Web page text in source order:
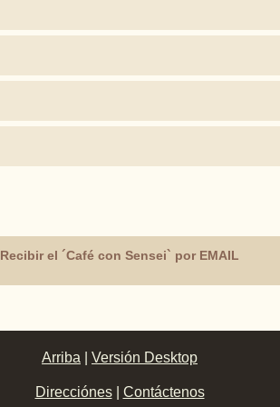
Recibir el ´Café con Sensei` por EMAIL
Arriba Versión Desktop
Direcciónes| Contáctenos